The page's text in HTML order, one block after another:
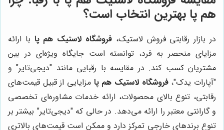
هم پا بهترین انتخاب است؟
در بازار رقابتی فروش لاستیک، فروشگاه لاستیک هم پا با ارائه
مزایای منحصر به فرد، توانسته است جایگاه ویژه‌ای در بین
مشتریان کسب کند. در مقایسه با رقبایی مانند "دیجی‌تایر" و
"آپارات یدک"،فروشگاه لاستیک هم پا مزایایی از قبیل قیمت‌های
رقابتی، تنوع بالای محصولات، ارائه خدمات مشاوره‌ای تخصصی
و گارانتی معتبر را ارائه می‌دهد. در حالی که "دیجی‌تایر" بیشتر بر
تنوع برندهای خارجی تمرکز دارد و ممکن است قیمت‌های بالاتری